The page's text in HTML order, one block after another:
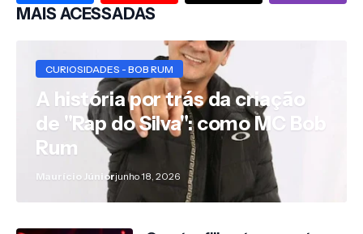
MAIS ACESSADAS
CURIOSIDADES - BOB RUM
A história por trás da criação
de "Rap do Silva": como MC Bob
Rum
Maurício Júniorjunho 18, 2026